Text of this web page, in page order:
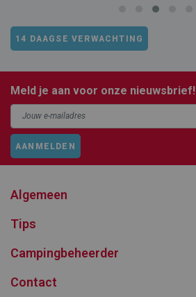
14 DAAGSE VERWACHTING
Meld je aan voor onze nieuwsbrief!
AANMELDEN
Algemeen
Tips
Campingbeheerder
Contact